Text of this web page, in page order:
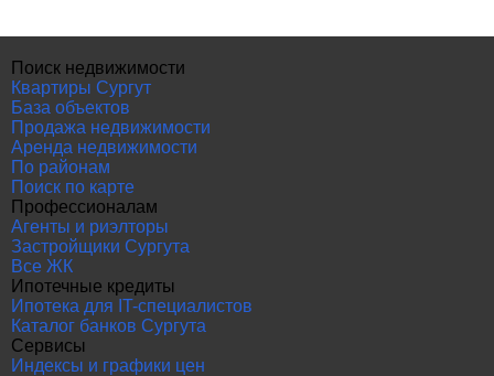
Поиск недвижимости
Квартиры Сургут
База объектов
Продажа недвижимости
Аренда недвижимости
По районам
Поиск по карте
Профессионалам
Агенты и риэлторы
Застройщики Сургута
Все ЖК
Ипотечные кредиты
Ипотека для IT-специалистов
Каталог банков Сургута
Сервисы
Индексы и графики цен